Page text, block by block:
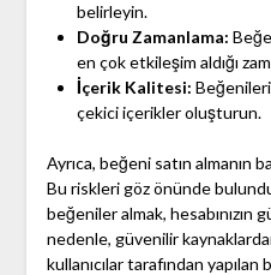
belirleyin.
Doğru Zamanlama:
en çok etkileşim aldığı
İçerik Kalitesi:
çekici içerikler oluşturun.
Ayrıca, beğeni satın almanın
Bu riskleri göz önünde
beğeniler almak, hesabınızın
nedenle, güvenilir
kullanıcılar tarafından